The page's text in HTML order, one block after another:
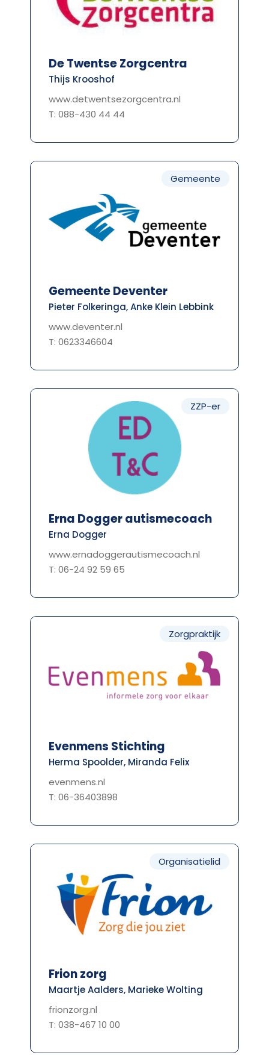
De Twentse Zorgcentra
Thijs Krooshof
www.detwentsezorgcentra.nl
T: 088-430 44 44
Gemeente
Gemeente Deventer
Pieter Folkeringa, Anke Klein Lebbink
www.deventer.nl
T: 0623346604
ZZP-er
Erna Dogger autismecoach
Erna Dogger
www.ernadoggerautismecoach.nl
T: 06-24 92 59 65
Zorgpraktijk
Evenmens Stichting
Herma Spoolder, Miranda Felix
evenmens.nl
T: 06-36403898
Organisatielid
Frion zorg
Maartje Aalders, Marieke Wolting
frionzorg.nl
T: 038-467 10 00